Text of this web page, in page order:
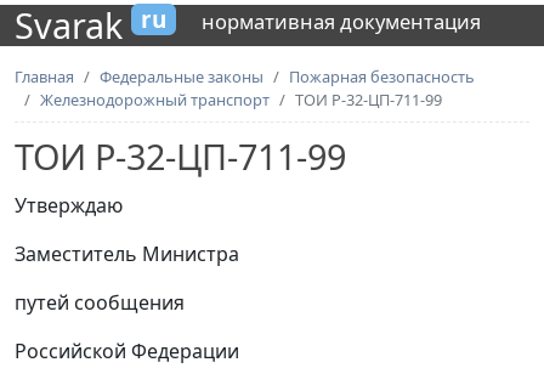
Svarak ru нормативная документация
Главная Федеральные законы
Пожарная безопасность
Железнодорожный транспорт
ТОИ Р-32-ЦП-711-99
ТОИ Р-32-ЦП-711-99
Утверждаю
Заместитель Министра
путей сообщения
Российской Федерации